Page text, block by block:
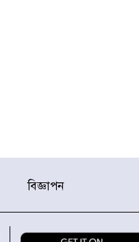
বিজ্ঞাপন